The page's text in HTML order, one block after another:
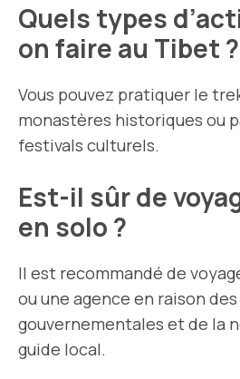
Quels types
on faire au Tibet ?
Vous pouvez pratiquer le
monastères historiques ou
festivals culturels.
Est-il sûr de
en solo ?
Il est recommandé de
ou une agence en raison
gouvernementales et de la
guide local.